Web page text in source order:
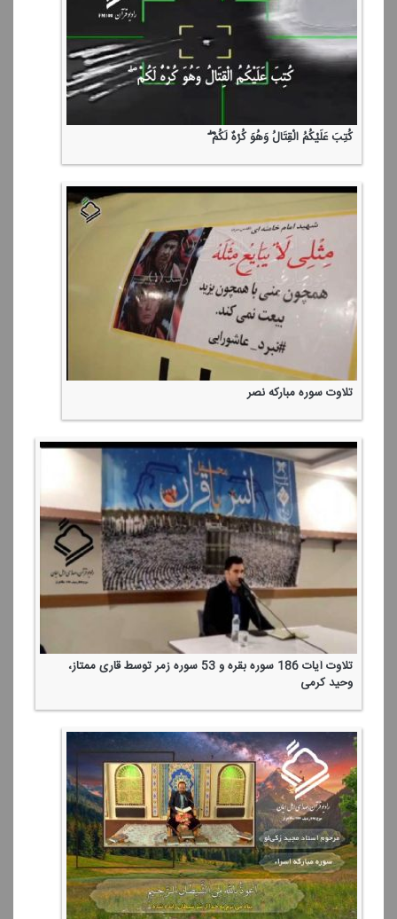
كُتِبَ عَلَیْكُمُ الْقِتَالُ وَهُوَ كُرْهٌ لَكُمْ ۖ
تلاوت سوره مباركه نصر
تلاوت آیات 186 سوره بقره و 53 سوره زمر توسط قاری ممتاز،
وحید كرمی